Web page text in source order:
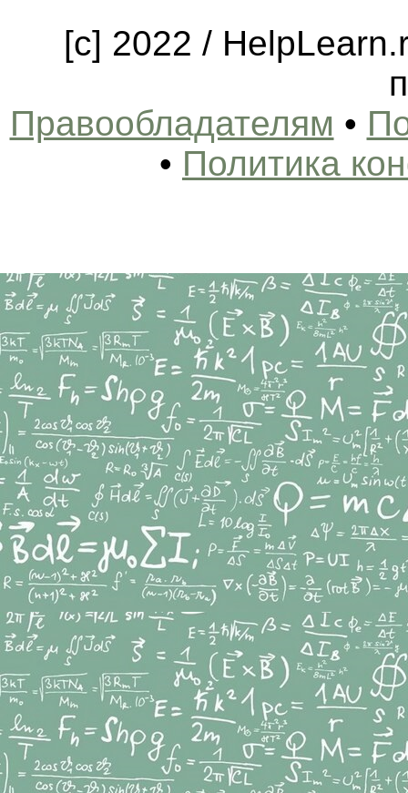
[c] 2022 /
Правообладателям •
• Политика